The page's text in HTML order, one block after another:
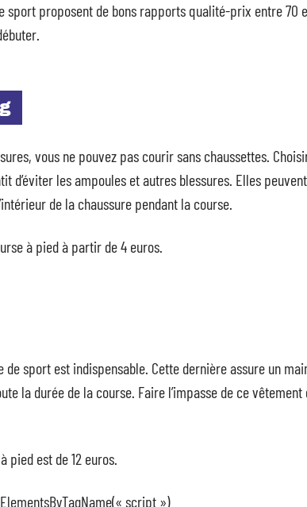
sport proposent de bons rapports qualité-prix entre 70
vous ne pouvez pas courir sans chaussettes.
les ampoules et autres blessures. Elles peuvent
de la chaussure pendant la course.
à pied à partir de 4 euros.
de sport est indispensable. Cette dernière assure un
la durée de la course. Faire l’impasse de ce vêtement
pied est de 12 euros.
script »)